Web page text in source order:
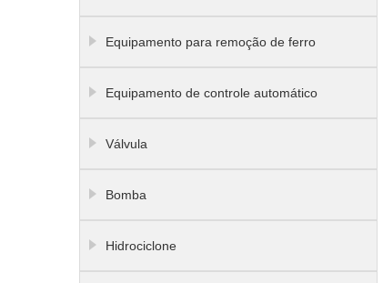
Equipamento para remoção de ferro
Equipamento de controle automático
Válvula
Bomba
Hidrociclone